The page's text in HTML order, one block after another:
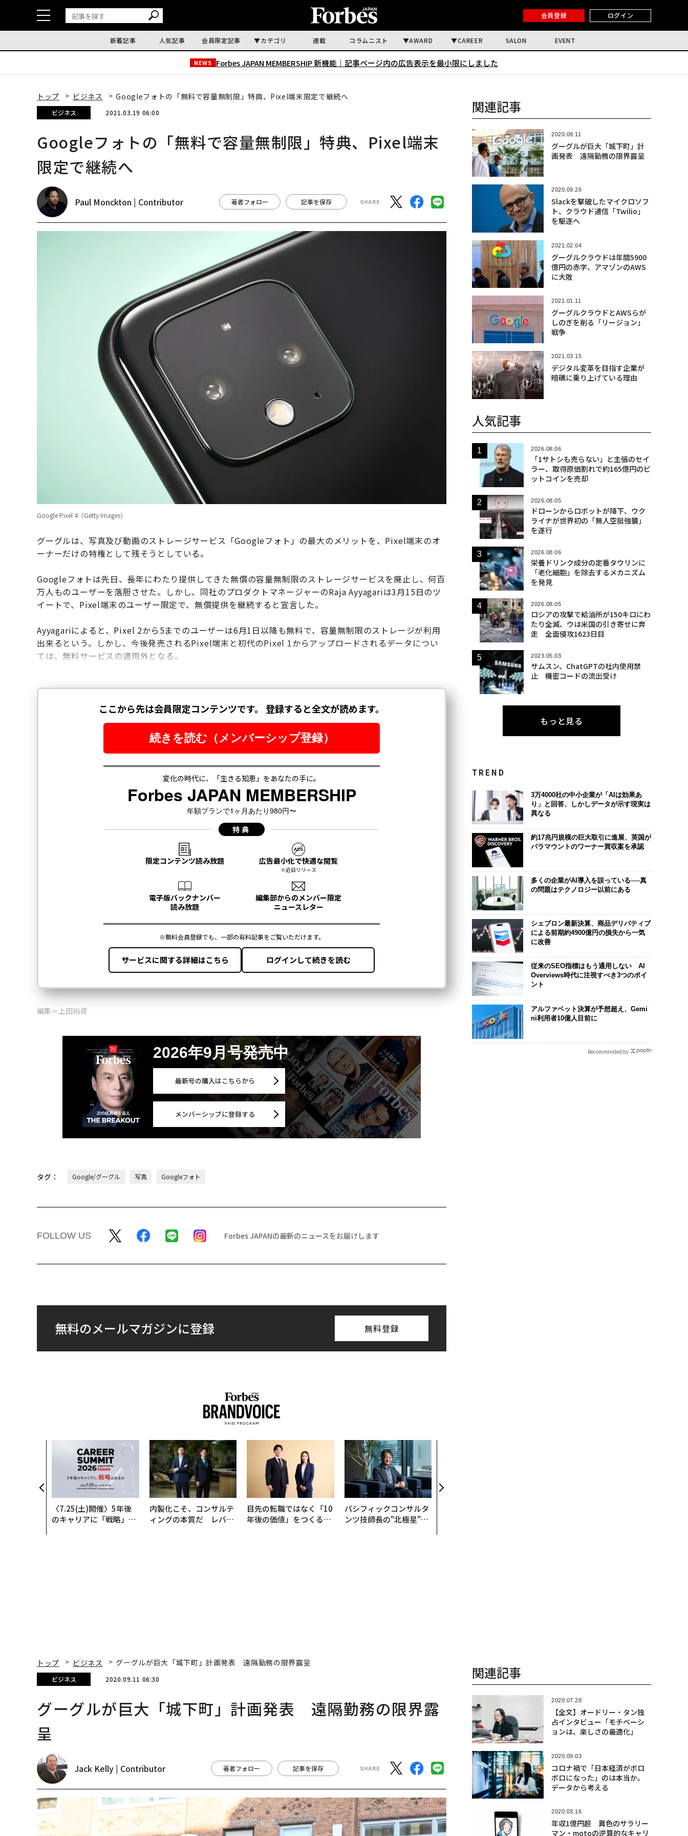
会員登録 ログイン
新着記事 人気記事 会員限定記事 カテゴリ 連載 コラムニスト AWARD CAREER SALON EVENT
NEWS Forbes JAPAN MEMBERSHIP 新機能｜ 記事ページ内の広告表示を最小限にしました
トップ ビジネス Googleフォトの「無料で容量無制限」特典、Pixel端末限定で継続へ
ビジネス 2021.03.19 06:00
Googleフォトの「無料で容量無制限」特典、Pixel端末
限定で継続へ
Paul Monckton | Contributor 著者フォロー 記事を保存
Google Pixel 4（Getty Images）
グーグルは、写真及び動画のストレージサービス「Googleフォト」の最大のメリットを、Pixel端末のオ
ーナーだけの特権として残そうとしている。
Googleフォトは先日、長年にわたり提供してきた無償の容量無制限のストレージサービスを廃止し、何百
万人ものユーザーを落胆させた。しかし、同社のプロダクトマネージャーのRaja Ayyagariは3月15日のツ
イートで、Pixel端末のユーザー限定で、無償提供を継続すると宣言した。
Ayyagariによると、Pixel 2から5までのユーザーは6月1日以降も無料で、容量無制限のストレージが利用
出来るという。しかし、今後発売されるPixel端末と初代のPixel 1からアップロードされるデータについ
ては、無料サービスの適用外となる。
編集＝上田裕資
2026年9月号発売中
最新号の購入はこちらから
メンバーシップに登録する
タグ： Google/グーグル 写真 Googleフォト
FOLLOW US Forbes JAPANの最新のニュースをお届けします
無料のメールマガジンに登録 無料登録
〈7.25(土)開催〉5年後
のキャリアに「戦略」は
内製化こそ、コンサルテ
ィングの本質だ レバレ
目先の転職ではなく「10
年後の価値」をつくる─
パシフィックコンサルタ
ンツ技師長の"北極星"。
ビジネス×PwC】
関連記事
2020.09.11
グーグルが巨大「城下町」計
画発表 遠隔勤務の限界露呈
2020.09.26
Slackを撃破したマイクロソフ
ト、クラウド通信「Twilio」
を駆逐へ
2021.02.04
グーグルクラウドは年間5900
億円の赤字、アマゾンのAWS
に大敗
2021.01.11
グーグルクラウドとAWSらが
しのぎを削る「リージョン」
戦争
2021.03.15
デジタル変革を目指す企業が
暗礁に乗り上げている理由
人気記事
2026.08.06
「1サトシも売らない」と主張のセイ
ラー、取得原価割れで約165億円のビ
ットコインを売却
2026.08.05
ドローンからロボットが降下、ウク
ライナが世界初の「無人空挺強襲」
を遂行
2026.08.06
栄養ドリンク成分の定番タウリンに
「老化細胞」を除去するメカニズム
を発見
2026.08.05
ロシアの攻撃で給油所が150キロにわ
たり全滅、ウは米国の引き寄せに奔
走 全面侵攻1623日目
2023.05.03
サムスン、ChatGPTの社内使用禁
止 機密コードの流出受け
もっと見る
TREND
3万4000社の中小企業が「AIは効果あ
り」と回答、しかしデータが示す現実は
異なる
約17兆円規模の巨大取引に進展、英国が
パラマウントのワーナー買収案を承認
多くの企業がAI導入を誤っている──真
の問題はテクノロジー以前にある
シェブロン最新決算、商品デリバティブ
による前期約4900億円の損失から一気
に改善
従来のSEO指標はもう通用しない AI
Overviews時代に注視すべき3つのポイ
ント
アルファベット決算が予想超え、Gemi
ni利用者10億人目前に
Recommended by
トップ ビジネス グーグルが巨大「城下町」計画発表 遠隔勤務の限界露呈
ビジネス 2020.09.11 06:30
グーグルが巨大「城下町」計画発表 遠隔勤務の限界露
呈
Jack Kelly | Contributor 著者フォロー 記事を保存
関連記事
2020.07.28
【全文】オードリー・タン独
占インタビュー「モチベーシ
ョンは、楽しさの最適化」
2020.09.03
コロナ禍で「日本経済がボロ
ボロになった」のは本当か。
データから考える
2020.03.16
年収1億円超 異色のサラリー
マン・motoの逆算的なキャリ